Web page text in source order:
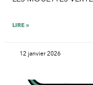
LIRE »
12 janvier 2026